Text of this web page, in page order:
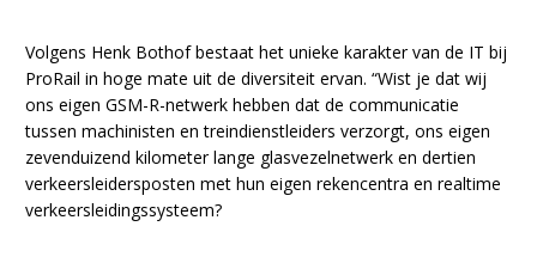
Volgens Henk Bothof bestaat het unieke karakter van de IT bij
ProRail in hoge mate uit de diversiteit ervan. “Wist je dat wij
ons eigen GSM-R-netwerk hebben dat de communicatie
tussen machinisten en treindienstleiders verzorgt, ons eigen
zevenduizend kilometer lange glasvezelnetwerk en dertien
verkeersleidersposten met hun eigen rekencentra en realtime
verkeersleidingssysteem?